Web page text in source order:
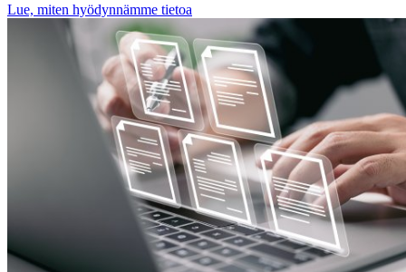
Lue, miten hyödynnämme tietoa